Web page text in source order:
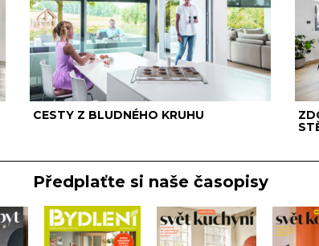
CESTY Z BLUDNÉHO KRUHU
Předplaťte si naše časopisy